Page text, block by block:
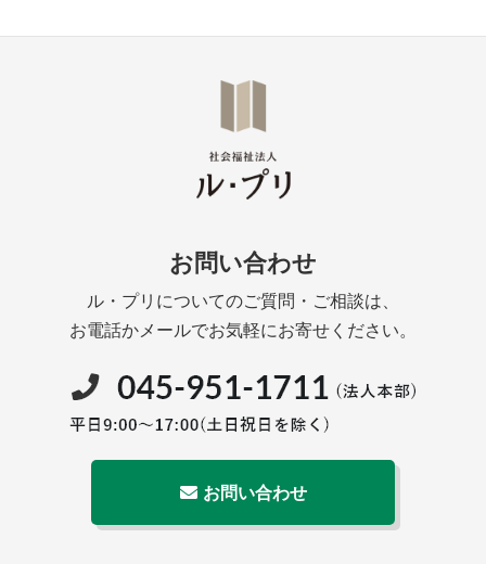
お問い合わせ
ル・プリについてのご質問・ご相談は、
お電話かメールでお気軽にお寄せください。
お問い合わせ